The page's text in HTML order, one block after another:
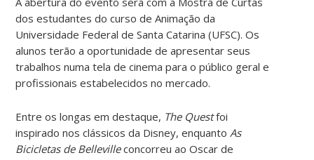
dos estudantes do curso de Animação da
Universidade Federal de Santa Catarina (UFSC). Os
alunos terão a oportunidade de apresentar seus
trabalhos numa tela de cinema para o público geral e
profissionais estabelecidos no mercado.
Entre os longas em destaque, The Questfoi
inspirado nos clássicos da Disney, enquanto As
Bicicletas de Bellevilleconcorreu ao Oscar de